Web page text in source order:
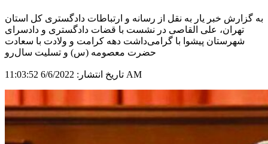
به گزارش خبر یار به نقل از رسانه و ارتباطات دادگستری کل استان
تهران، علی القاصی در نشست با قضات دادگستری و دادسرای
شهرستان پیشوا با گرامی‌داشت دهه کرامت و ولادت با سعادت
حضرت معصومه (س) و تسلیت سال‌رو
تاریخ انتشار: 6/6/2022 11:03:52 AM